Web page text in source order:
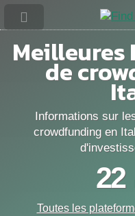
Meilleures
de
Informations sur
crowdfunding en
22
Toutes les